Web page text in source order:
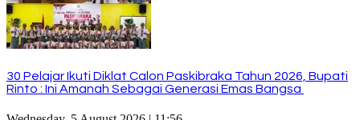
30 Pelajar Ikuti Diklat Calon Paskibraka Tahun 2026, Bupati
Rinto : Ini Amanah Sebagai Generasi Emas Bangsa